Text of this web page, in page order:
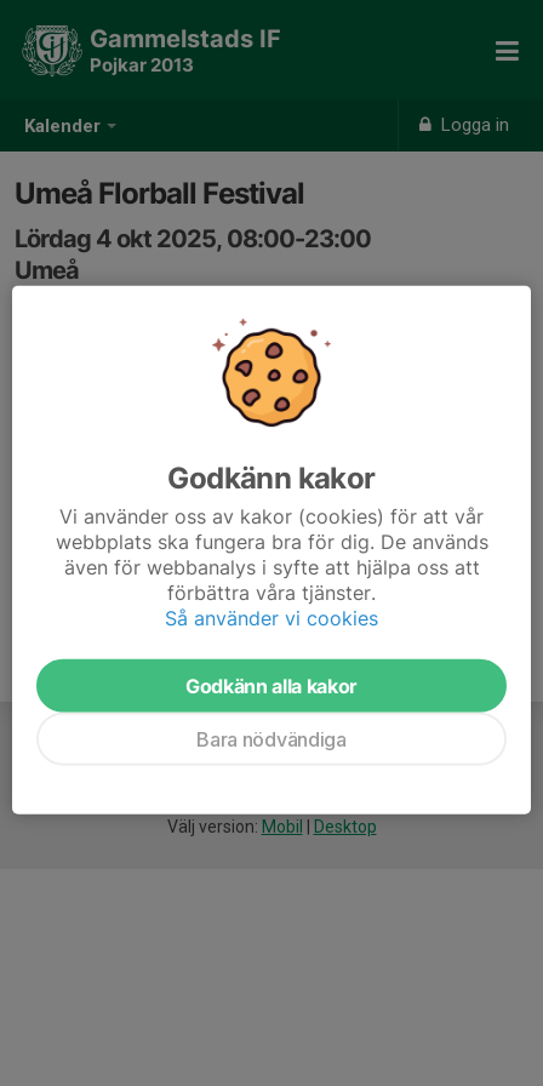
Kalender Logga in
Gammelstads IF
Pojkar 2013
Umeå Florball Festival
Lördag 4 okt 2025, 08:00-23:00
Umeå
Välj version: Mobil Desktop
Godkänn kakor
Vi använder oss av kakor (cookies) för att vår
webbplats ska fungera bra för dig. De används
även för webbanalys i syfte att hjälpa oss att
förbättra våra tjänster.
Så använder vi cookies
Godkänn alla kakor
Bara nödvändiga